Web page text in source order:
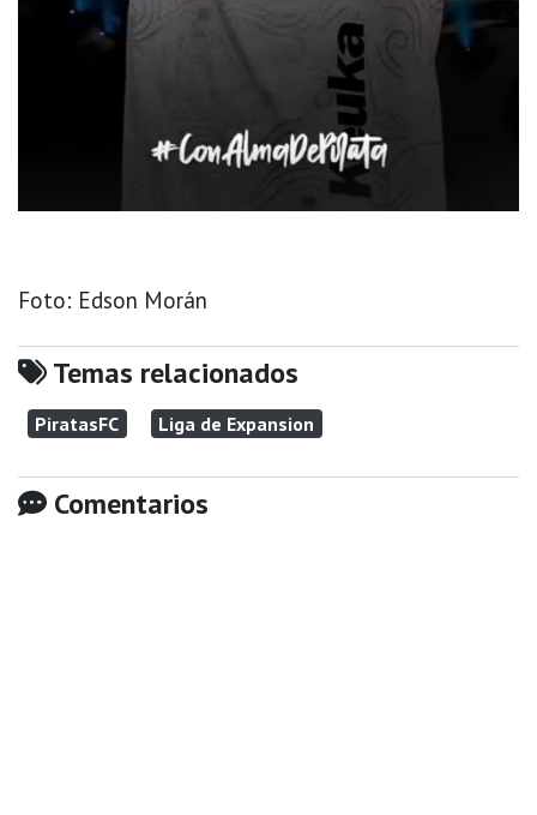
Foto: Edson Morán
Temas relacionados
PiratasFC Liga de Expansion
Comentarios